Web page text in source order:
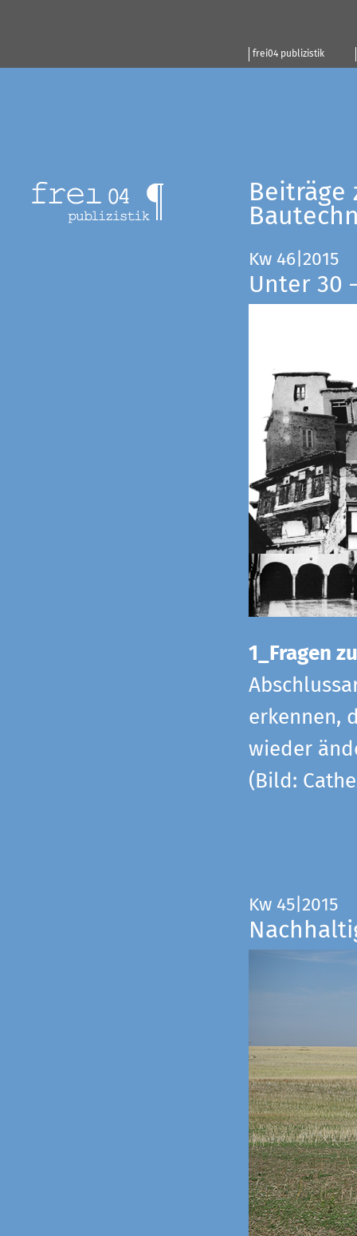
frei04 publizistik
Beiträge
Kw 46|2015
Unter 30
1_Fragen
erkennen,
wieder
(Bild:
Kw 45|2015